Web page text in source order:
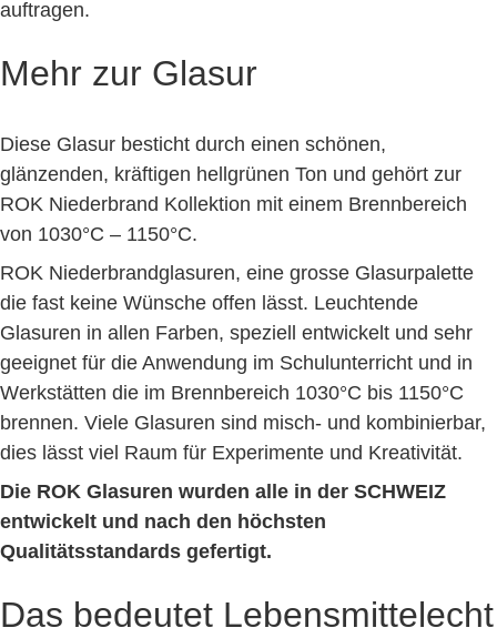
auftragen.
Mehr zur Glasur
Diese Glasur besticht durch einen schönen,
glänzenden, kräftigen hellgrünen Ton und gehört zur
ROK Niederbrand Kollektion mit einem Brennbereich
von 1030°C – 1150°C.
ROK Niederbrandglasuren, eine grosse Glasurpalette
die fast keine Wünsche offen lässt. Leuchtende
Glasuren in allen Farben, speziell entwickelt und sehr
geeignet für die Anwendung im Schulunterricht und in
Werkstätten die im Brennbereich 1030°C bis 1150°C
brennen. Viele Glasuren sind misch- und kombinierbar,
dies lässt viel Raum für Experimente und Kreativität.
Die ROK Glasuren wurden alle in der SCHWEIZ
entwickelt und nach den höchsten
Qualitätsstandards gefertigt.
Das bedeutet Lebensmittelecht